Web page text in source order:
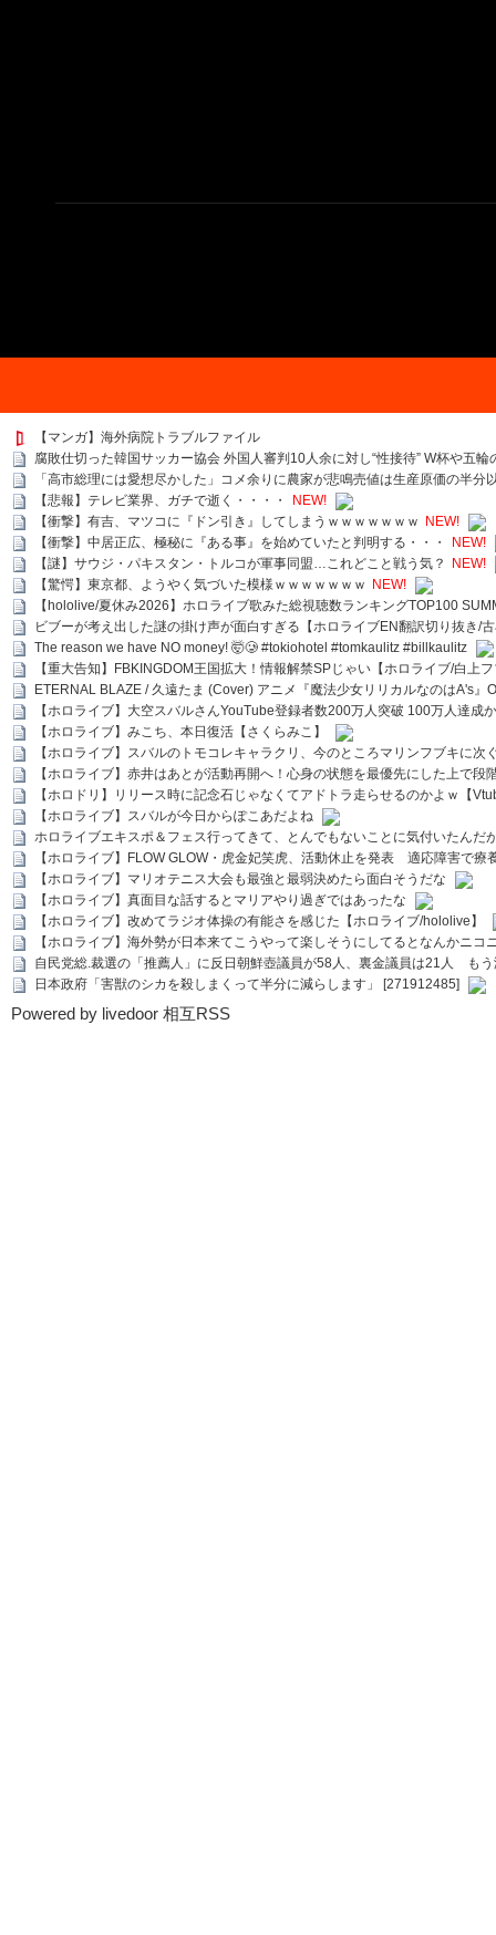
【マンガ】海外病院トラブルファイル
腐敗仕切った韓国サッカー協会 外国人審判10人余に対し“性接待” W杯や五輪
「高市総理には愛想尽かした」コメ余りに農家が悲鳴売値は生産原価の半
【悲報】テレビ業界、ガチで逝く・・・・
NEW!
【衝撃】有吉、マツコに『ドン引き』してしまうｗｗｗｗｗｗｗ NEW!
【衝撃】中居正広、極秘に『ある事』を始めていたと判明する・・・
NEW!
【謎】サウジ・パキスタン・トルコが軍事同盟…これどこと戦う気？
NEW!
【驚愕】東京都、ようやく気づいた模様ｗｗｗｗｗｗｗ NEW!
【hololive/夏休み2026】ホロライブ歌みた総視聴数ランキングTOP100
ビブーが考え出した謎の掛け声が面白すぎる【ホロライブEN翻訳切り抜き/
The reason we have NO money! 🤯🥲 #tokiohotel #tomkaulitz #billkaulitz
【重大告知】FBKINGDOM王国拡大！情報解禁SPじゃい【ホロライブ/白上
ETERNAL BLAZE / 久遠たま (Cover) アニメ『魔法少女リリカルなのはA's』
【ホロライブ】大空スバルさんYouTube登録者数200万人突破 100万人達成
【ホロライブ】みこち、本日復活【さくらみこ】
【ホロライブ】スバルのトモコレキャラクリ、今のところマリンフブキに
【ホロライブ】赤井はあとが活動再開へ！心身の状態を最優先にした上で段
【ホロドリ】リリース時に記念石じゃなくてアドトラ走らせるのかよｗ【
【ホロライブ】スバルが今日からぽこあだよね
ホロライブエキスポ＆フェス行ってきて、とんでもないことに気付いたんだ
【ホロライブ】FLOW GLOW・虎金妃笑虎、活動休止を発表 適応障害で療
【ホロライブ】マリオテニス大会も最強と最弱決めたら面白そうだな
【ホロライブ】真面目な話するとマリアやり過ぎではあったな
【ホロライブ】改めてラジオ体操の有能さを感じた【ホロライブ/hololive】
【ホロライブ】海外勢が日本来てこうやって楽しそうにしてるとなんかニコ
自民党総.裁選の「推薦人」に反日朝鮮壺議員が58人、裏金議員は21人 も
日本政府「害獣のシカを殺しまくって半分に減らします」 [271912485]
Powered by livedoor 相互RSS